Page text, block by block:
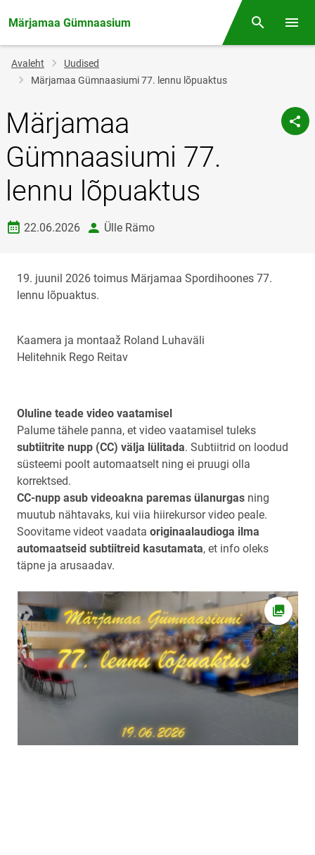
Märjamaa Gümnaasium Otsing
Jälglink
Avaleht
Uudised
Märjamaa Gümnaasiumi 77. lennu lõpuaktus
Märjamaa
Gümnaasiumi 77.
lennu lõpuaktus
Loomise kuupäev
22.06.2026 autorÜlle Rämo
19. juunil 2026 toimus Märjamaa Spordihoones 77.
lennu lõpuaktus.
Kaamera ja montaaž Roland Luhaväli
Helitehnik Rego Reitav
Oluline teade video vaatamisel
Palume tähele panna, et video vaatamisel tuleks
subtiitrite nupp (CC) välja lülitada. Subtiitrid on loodud
süsteemi poolt automaatselt ning ei pruugi olla
korrektsed.
CC-nupp asub videoakna paremas ülanurgas ning
muutub nähtavaks, kui viia hiirekursor video peale.
Soovitame videot vaadata originaalaudioga ilma
automaatseid subtiitreid kasutamata, et info oleks
täpne ja arusaadav.
Ava